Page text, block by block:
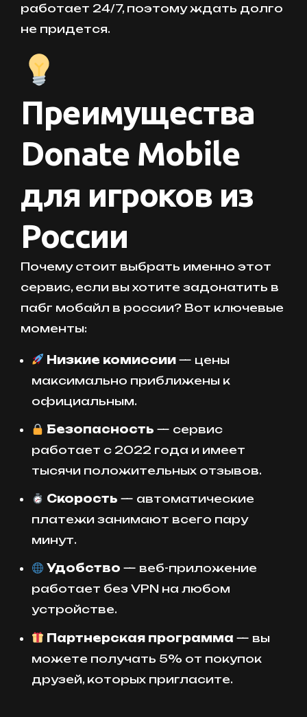
работает 24/7, поэтому ждать долго
не придется.
Преимущества
Donate Mobile
для игроков из
России
Почему стоит выбрать именно этот
сервис, если вы хотите задонатить в
пабг мобайл в россии? Вот ключевые
моменты:
Низкие комиссии — цены
максимально приближены к
официальным.
Безопасность — сервис
работает с 2022 года и имеет
тысячи положительных отзывов.
Скорость — автоматические
платежи занимают всего пару
минут.
Удобство — веб-приложение
работает без VPN на любом
устройстве.
Партнерская программа — вы
можете получать 5% от покупок
друзей, которых пригласите.